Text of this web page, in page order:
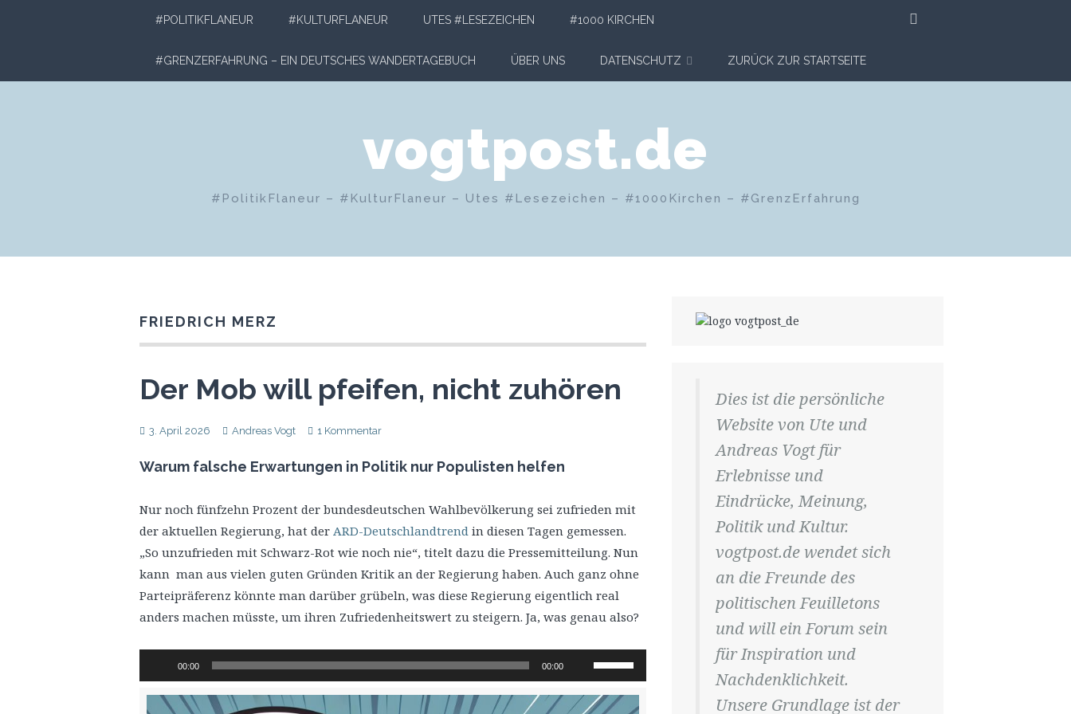
#POLITIKFLANEUR #KULTURFLANEUR UTES #LESEZEICHEN #1000 KIRCHEN
#GRENZERFAHRUNG – EIN DEUTSCHES WANDERTAGEBUCH ÜBER UNS DATENSCHUTZ ZURÜCK ZUR STARTSEITE
vogtpost.de
#PolitikFlaneur – #KulturFlaneur – Utes #Lesezeichen – #1000Kirchen – #GrenzErfahrung
FRIEDRICH MERZ
Der Mob will pfeifen, nicht zuhören
3. April 2026 Andreas Vogt 1 Kommentar
Warum falsche Erwartungen in Politik nur Populisten helfen
Nur noch fünfzehn Prozent der bundesdeutschen Wahlbevölkerung sei zufrieden mit
der aktuellen Regierung, hat der ARD-Deutschlandtrend in diesen Tagen gemessen.
„So unzufrieden mit Schwarz-Rot wie noch nie“, titelt dazu die Pressemitteilung. Nun
kann man aus vielen guten Gründen Kritik an der Regierung haben. Auch ganz ohne
Parteipräferenz könnte man darüber grübeln, was diese Regierung eigentlich real
anders machen müsste, um ihren Zufriedenheitswert zu steigern. Ja, was genau also?
Player
00:00 00:00
Pfeiltasten
Hoch/Runter
benutzen,
Dies ist die persönliche
Website von Ute und
Andreas Vogt für
Erlebnisse und
Eindrücke, Meinung,
Politik und Kultur.
vogtpost.de wendet sich
an die Freunde des
politischen Feuilletons
und will ein Forum sein
für Inspiration und
Nachdenklichkeit.
Unsere Grundlage ist der